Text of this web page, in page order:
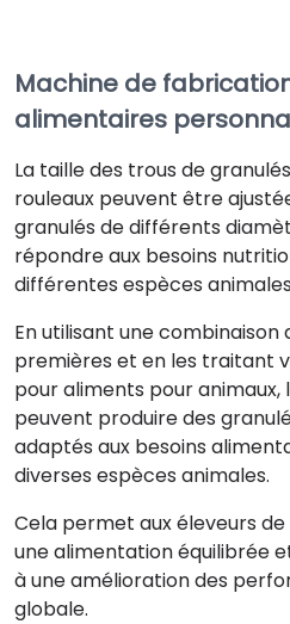
Machine de
alimentaires
La taille des trous de
rouleaux peuvent être
granulés de différents
répondre aux besoins
différentes espèces
En utilisant une combinaison
premières et en les traitant
pour aliments pour
peuvent produire des
adaptés aux besoins
diverses espèces animales.
Cela permet aux éleveurs
une alimentation équilibrée
à une amélioration des
globale.